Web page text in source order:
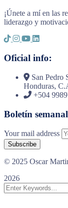
¡Únete a mí en las
liderazgo y
Oficial info:
San Pedro
Honduras,
+504
Boletín
Your mail address
© 2025 Oscar
2026